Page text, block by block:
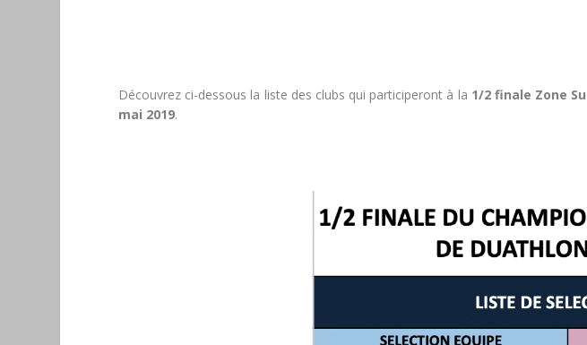
Découvrez ci-dessous la liste des clubs qui participeront à la 1/2 finale Zone
mai 2019.